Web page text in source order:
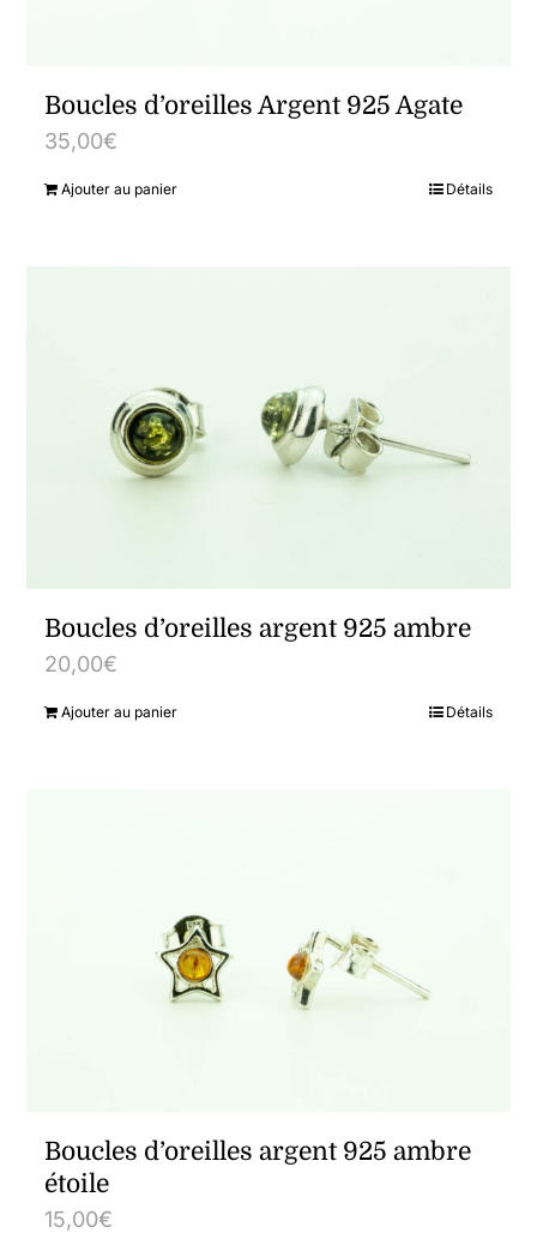
Boucles d’oreilles Argent 925 Agate
35,00€
Ajouter au panier Détails
Boucles d’oreilles argent 925 ambre
20,00€
Ajouter au panier Détails
Boucles d’oreilles argent 925 ambre
étoile
15,00€